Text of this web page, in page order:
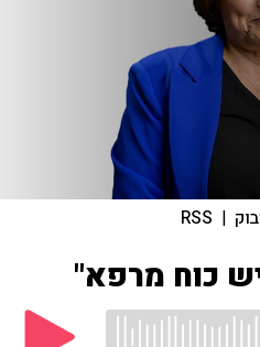
|
RSS
כוח מרפא"